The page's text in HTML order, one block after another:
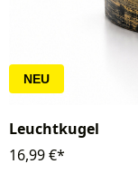
NEU
Leuchtkugel
16,99 €*